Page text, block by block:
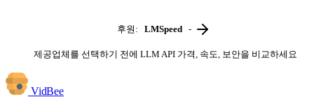
후원: LMSpeed -
제공업체를 선택하기 전에 LLM API 가격, 속도, 보안을 비교하세요
VidBee